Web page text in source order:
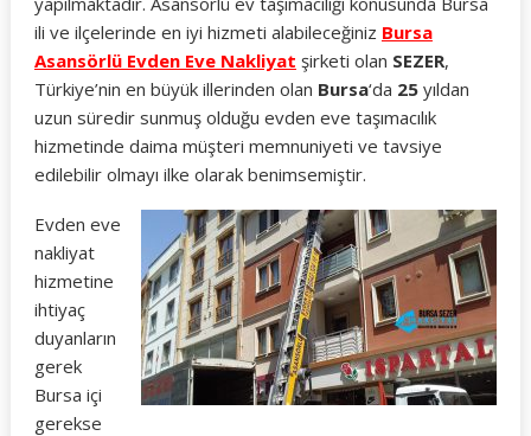
ili ve ilçelerinde en iyi hizmeti alabileceğiniz Bursa
Asansörlü Evden Eve Nakliyat şirketi olan SEZER,
Türkiye’nin en büyük illerinden olan Bursa‘da 25yıldan
uzun süredir sunmuş olduğu evden eve taşımacılık
hizmetinde daima müşteri memnuniyeti ve tavsiye
edilebilir olmayı ilke olarak benimsemiştir.
Evden eve
nakliyat
hizmetine
ihtiyaç
duyanların
gerek
Bursa içi
gerekse